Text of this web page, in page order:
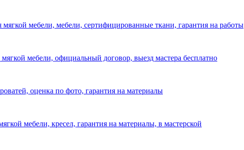
мягкой мебели, мебели, сертифицированные ткани, гарантия на работы
мебели, официальный договор, выезд мастера бесплатно
оценка по фото, гарантия на материалы
мебели, кресел, гарантия на материалы, в мастерской